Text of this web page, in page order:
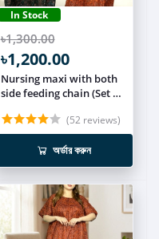
In Stock
৳1,300.00
৳1,200.00
Nursing maxi with both
side feeding chain (Set of
(52 reviews)
অর্ডার করুন